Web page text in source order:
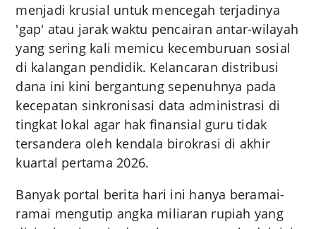
menjadi krusial untuk mencegah terjadinya
'gap' atau jarak waktu pencairan antar-wilayah
yang sering kali memicu kecemburuan sosial
di kalangan pendidik. Kelancaran distribusi
dana ini kini bergantung sepenuhnya pada
kecepatan sinkronisasi data administrasi di
tingkat lokal agar hak finansial guru tidak
tersandera oleh kendala birokrasi di akhir
kuartal pertama 2026.
Banyak portal berita hari ini hanya beramai-
ramai mengutip angka miliaran rupiah yang